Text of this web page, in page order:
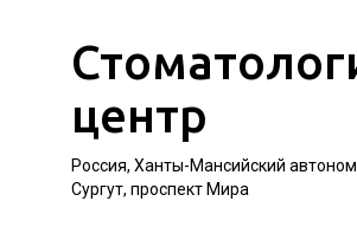
центр
Россия, Ханты-Мансийский
Сургут, проспект Мира